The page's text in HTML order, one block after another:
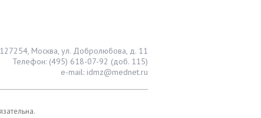
127254, Москва, ул. Добролюбова, д. 11
Телефон: (495) 618-07-92 (доб. 115)
e-mail: idmz@mednet.ru